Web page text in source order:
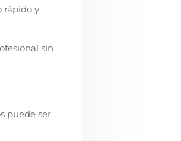
rápido y
sin
puede ser